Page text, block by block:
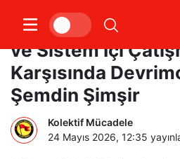
Çürüyen Düzen,
ve Sistem İçi
Karşısında
Şemdin Şimşir
Kolektif Mücadele
24 Mayıs 2026, 12:35